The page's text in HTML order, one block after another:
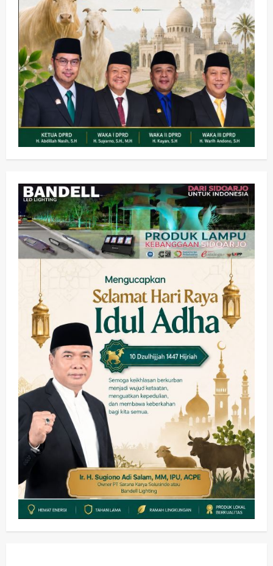
2
PWI dan Sapma PP Sidoarjo
Memanaskan Mesin Menuju Piala
Soccer
wartanusa 5 Agustus 2026
Ekonomi Hiburan Pemerintahan
HOT NEWS: Ribuan Warga Wage
Tumplek Blek di Bazar Rakyat Jalan
Jambu, Borong Kuliner UMKM Sambil
Nonton Jaranan!
wartanusa 4 Agustus 2026
4
Keagamaan Pemerintahan
Pemkab Sidoarjo & Muhammadiyah
Sinergi Permudah Perizinan, Wakaf,
hingga Hibah
wartanusa 4 Agustus 2026
5
Keagamaan Pemerintahan
Hadir di Pengajian Qurrota A’yun,
Wabup Sidoarjo Minta Doa Jamaah
Agar Tetap Amanah Memimpin
wartanusa 4 Agustus 2026
Kesehatan Pembangunan
Pemerintahan
PANAS! Kalah Tender Proyek RSUD
Sibar Rp 9,9 M, Beranikah CV Tiga
Anugerah Utama Pertaruhkan